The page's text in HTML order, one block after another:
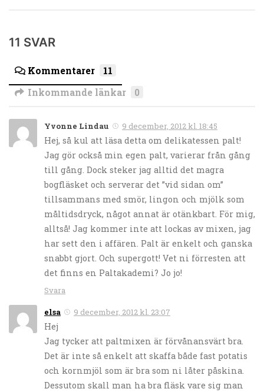
11 SVAR
Kommentarer
11
Inkommande länkar
0
Yvonne Lindau 9 december, 2012 kl. 18:45
Hej, så kul att läsa detta om delikatessen palt!
Jag gör också min egen palt, varierar från gång
till gång. Dock steker jag alltid det magra
bogfläsket och serverar det ”vid sidan om”
tillsammans med smör, lingon och mjölk som
måltidsdryck, något annat är otänkbart. För mig,
alltså! Jag kommer inte att lockas av mixen, jag
har sett den i affären. Palt är enkelt och ganska
snabbt gjort. Och supergott! Vet ni förresten att
det finns en Paltakademi? Jo jo!
Svara
elsa 9 december, 2012 kl. 23:07
Hej
Jag tycker att paltmixen är förvånansvärt bra.
Det är inte så enkelt att skaffa både fast potatis
och kornmjöl som är bra som ni låter påskina.
Dessutom skall man ha bra fläsk vare sig man